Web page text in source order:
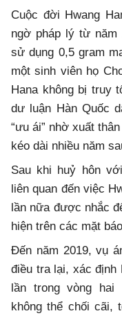
Cuộc đời Hwang
ngờ pháp lý từ năm
sử dụng 0,5 gram
một sinh viên họ
Hana không bị truy
dư luận Hàn Quốc
“ưu ái” nhờ xuất
kéo dài nhiều năm
Sau khi huỷ hôn
liên quan đến việc
lần nữa được nhắc
hiện trên các mặt
Đến năm 2019, vụ
điều tra lại, xác định
lần trong vòng hai
không thể chối cãi,